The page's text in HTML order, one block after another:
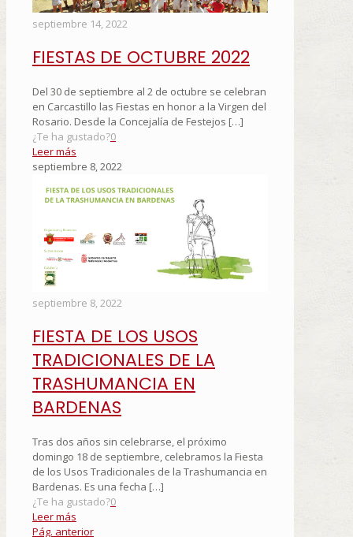
septiembre 14, 2022
FIESTAS DE OCTUBRE 2022
Del 30 de septiembre al 2 de octubre se celebran
en Carcastillo las Fiestas en honor a la Virgen del
Rosario. Desde la Concejalía de Festejos […]
¿Te ha gustado?0
Leer más
septiembre 8, 2022
septiembre 8, 2022
FIESTA DE LOS USOS
TRADICIONALES DE LA
TRASHUMANCIA EN
BARDENAS
Tras dos años sin celebrarse, el próximo
domingo 18 de septiembre, celebramos la Fiesta
de los Usos Tradicionales de la Trashumancia en
Bardenas. Es una fecha […]
¿Te ha gustado?0
Leer más
Pág. anterior